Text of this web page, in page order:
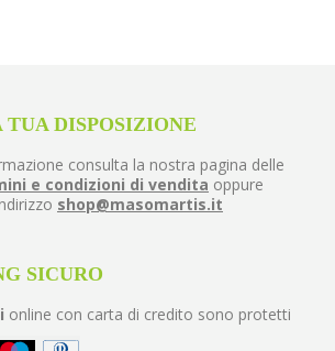
TUA DISPOSIZIONE
consulta la nostra pagina delle
e condizioni di vendita oppure
shop@masomartis.it
SICURO
online con carta di credito sono protetti